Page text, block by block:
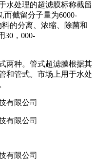
水处理的超滤膜标称截留
而截留分子量为6000-
的分离、浓缩、除菌和
30，000-
两种。管式超滤膜根据其
和管式。市场上用于水处